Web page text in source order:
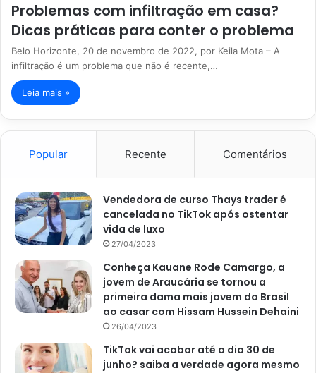
Problemas com infiltração em casa?
Dicas práticas para conter o problema
Belo Horizonte, 20 de novembro de 2022, por Keila Mota – A
infiltração é um problema que não é recente,…
Leia mais »
Popular Recente Comentários
Vendedora de curso Thays trader é
cancelada no TikTok após ostentar
vida de luxo
27/04/2023
Conheça Kauane Rode Camargo, a
jovem de Araucária se tornou a
primeira dama mais jovem do Brasil
ao casar com Hissam Hussein Dehaini
26/04/2023
TikTok vai acabar até o dia 30 de
junho? saiba a verdade agora mesmo